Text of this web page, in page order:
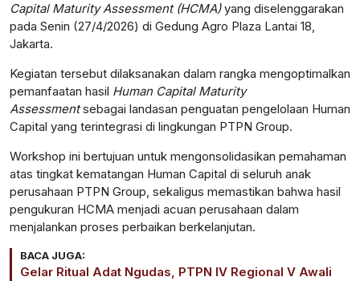
Capital Maturity Assessment (HCMA)yang diselenggarakan
pada Senin (27/4/2026) di Gedung Agro Plaza Lantai 18,
Jakarta.
Kegiatan tersebut dilaksanakan dalam rangka mengoptimalkan
pemanfaatan hasil Human Capital Maturity
Assessmentsebagai landasan penguatan pengelolaan Human
Capital yang terintegrasi di lingkungan PTPN Group.
Workshop ini bertujuan untuk mengonsolidasikan pemahaman
atas tingkat kematangan Human Capital di seluruh anak
perusahaan PTPN Group, sekaligus memastikan bahwa hasil
pengukuran HCMA menjadi acuan perusahaan dalam
menjalankan proses perbaikan berkelanjutan.
BACA JUGA:
Gelar Ritual Adat Ngudas, PTPN IV Regional V Awali